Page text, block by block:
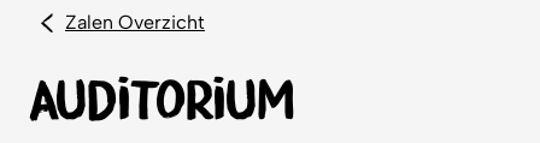
Zalen Overzicht
Auditorium